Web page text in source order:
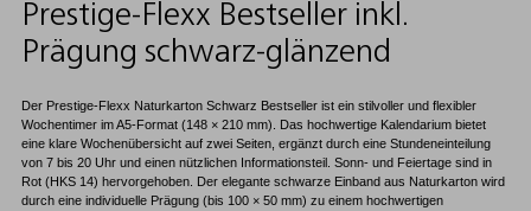
Prestige-Flexx Bestseller inkl.
Prägung schwarz-glänzend
Der Prestige-Flexx Naturkarton Schwarz Bestseller ist ein stilvoller und flexibler
Wochentimer im A5-Format (148 × 210 mm). Das hochwertige Kalendarium bietet
eine klare Wochenübersicht auf zwei Seiten, ergänzt durch eine Stundeneinteilung
von 7 bis 20 Uhr und einen nützlichen Informationsteil. Sonn- und Feiertage sind in
Rot (HKS 14) hervorgehoben. Der elegante schwarze Einband aus Naturkarton wird
durch eine individuelle Prägung (bis 100 × 50 mm) zu einem hochwertigen